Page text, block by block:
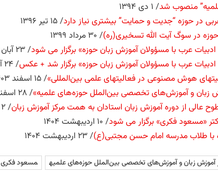
منصوب شد/ ۱ دی ۱۳۹۴
در حوزه “جدیت و حمایت” بیشتری نیاز دارد/ ۱۵ تیر ۱۳۹۶
در سوگ آیت الله تسخیری(ره)/ ۳۰ مرداد ۱۳۹۹
عرب با مسؤولان آموزش زبان حوزه» برگزار می شود/ ۲۳ آبان ۱۴۰۳
عرب با مسؤولان آموزش زبان حوزه» برگزار شد + عکس/ ۲۴ آبان ۱۴۰۳
هوش مصنوعی در فعالیت‏های علمی بین‌المللی»/ ۱۵ اسفند ۱۴۰۳
زبان و آموزش‌های تخصصی بین‌الملل حوزه‌های علمیه»/ ۲۸ اسفند ۱۴۰۳
عالی از دوره آموزش زبان استادان به همت مرکز آموزش زبان/ ۲ اردیبهشت ۱۴۰۴
«مسعود فکری» برگزار می شود/ ۱۰ اردیبهشت ۱۴۰۴
با طلاب مدرسه امام حسن مجتبی(ع)/ ۲۳ اردیبهشت ۱۴۰۴
آموزش زبان و آموزش‌های تخصصی بین‌الملل حوزه‌های علمیه مسعود فکری